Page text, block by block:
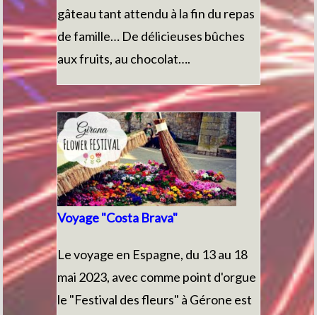
gâteau tant attendu à la fin du repas
de famille… De délicieuses bûches
aux fruits, au chocolat….
Voyage "Costa Brava"
Le voyage en Espagne, du 13 au 18
mai 2023, avec comme point d'orgue
le "Festival des fleurs" à Gérone est